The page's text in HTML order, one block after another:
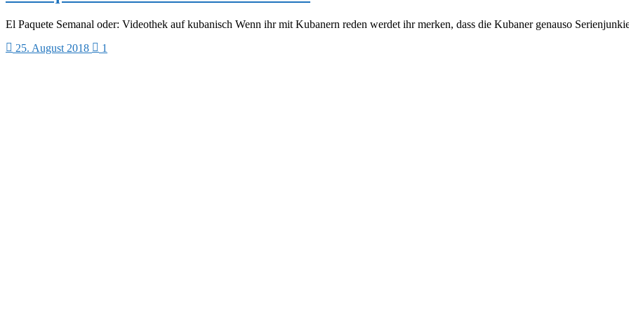
El Paquete Semanal oder: Videothek auf kubanisch Wenn ihr mit Kubanern reden werdet ihr merken, dass die Kubaner genauso
25. August 2018
1